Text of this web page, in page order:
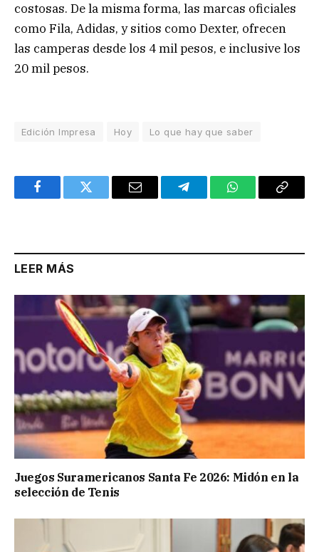
costosas. De la misma forma, las marcas oficiales
como Fila, Adidas, y sitios como Dexter, ofrecen
las camperas desde los 4 mil pesos, e inclusive los
20 mil pesos.
Edición Impresa Hoy Lo que hay que saber
FacebookTwitter Email TelegramWhatsAppCopy
LEER MÁS
Juegos Suramericanos Santa Fe 2026: Midón en la
selección de Tenis